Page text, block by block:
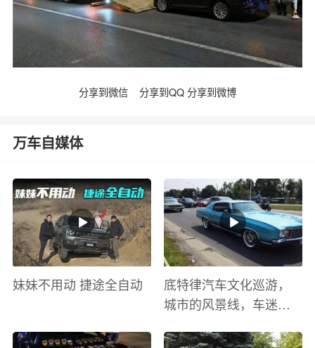
分享到微信 分享到QQ 分享到微博
万车自媒体
妹妹不用动 捷途全自动
底特律汽车文化巡游，
城市的风景线，车迷的